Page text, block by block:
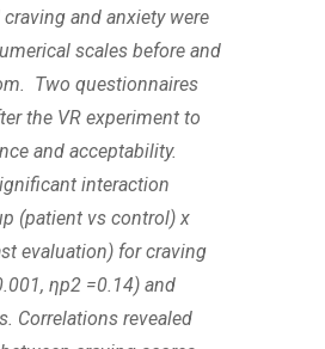
and anxiety were
scales before and
Two questionnaires
the VR experiment to
and acceptability.
interaction
(patient vs control) x
evaluation) for craving
ηp2 =0.14) and
Correlations revealed